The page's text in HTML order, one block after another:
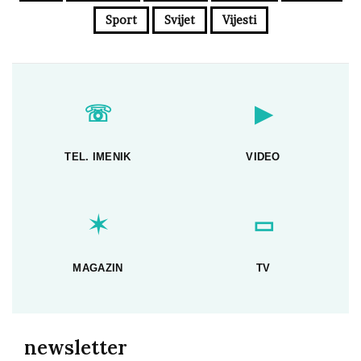
Sport Svijet Vijesti
☏
TEL. IMENIK
▶
VIDEO
✶
MAGAZIN
▭
TV
newsletter